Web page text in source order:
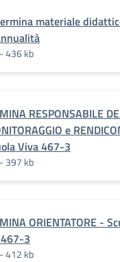
materiale
436 kb
RESPONSABILE
e
Viva 467-3
397 kb
ORIENTATORE -
3
412 kb